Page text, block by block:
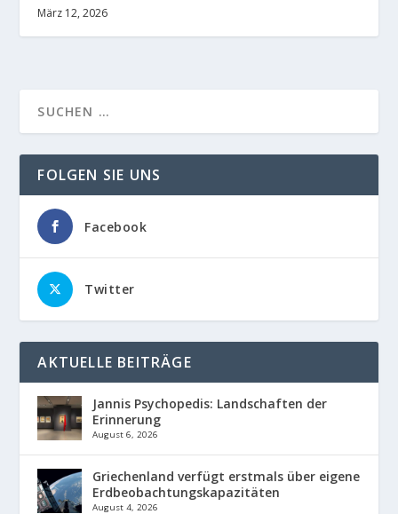
März 12, 2026
FOLGEN SIE UNS
Facebook
Twitter
AKTUELLE BEITRÄGE
Jannis Psychopedis: Landschaften der
Erinnerung
August 6, 2026
Griechenland verfügt erstmals über eigene
Erdbeobachtungskapazitäten
August 4, 2026